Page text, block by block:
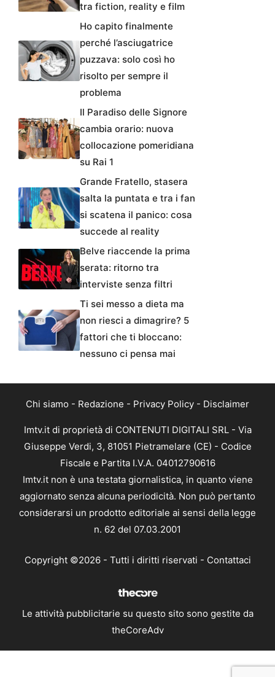
tra fiction, reality e film
Ho capito finalmente
perché l’asciugatrice
puzzava: solo così ho
risolto per sempre il
problema
Il Paradiso delle Signore
cambia orario: nuova
collocazione pomeridiana
su Rai 1
Grande Fratello, stasera
salta la puntata e tra i fan
si scatena il panico: cosa
succede al reality
Belve riaccende la prima
serata: ritorno tra
interviste senza filtri
Ti sei messo a dieta ma
non riesci a dimagrire? 5
fattori che ti bloccano:
nessuno ci pensa mai
Chi siamo - Redazione - Privacy Policy - Disclaimer
Imtv.it di proprietà di CONTENUTI DIGITALI SRL - Via
Giuseppe Verdi, 3, 81051 Pietramelare (CE) - Codice
Fiscale e Partita I.V.A. 04012790616
Imtv.it non è una testata giornalistica, in quanto viene
aggiornato senza alcuna periodicità. Non può pertanto
considerarsi un prodotto editoriale ai sensi della legge
n. 62 del 07.03.2001
Copyright ©2026 - Tutti i diritti riservati - Contattaci
Le attività pubblicitarie su questo sito sono gestite da
theCoreAdv